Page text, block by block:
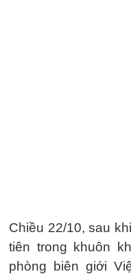
Chiều 22/10, sau
tiên trong khuôn
phòng biên giới